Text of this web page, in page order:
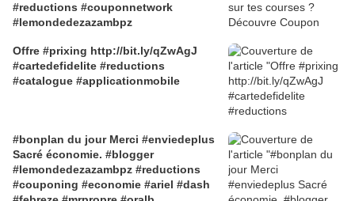
#reductions #couponnetwork
#lemondedezazambpz
Offre #prixing http://bit.ly/qZwAgJ
#cartedefidelite #reductions
#catalogue #applicationmobile
#bonplan du jour Merci #enviedeplus
Sacré économie. #blogger
#lemondedezazambpz #reductions
#couponing #economie #ariel #dash